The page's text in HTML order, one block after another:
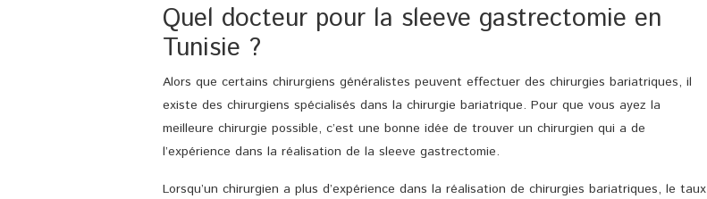
Quel docteur pour la sleeve gastrectomie en
Tunisie ?
Alors que certains chirurgiens généralistes peuvent effectuer des chirurgies bariatriques, il
existe des chirurgiens spécialisés dans la chirurgie bariatrique. Pour que vous ayez la
meilleure chirurgie possible, c’est une bonne idée de trouver un chirurgien qui a de
l’expérience dans la réalisation de la sleeve gastrectomie.
Lorsqu’un chirurgien a plus d’expérience dans la réalisation de chirurgies bariatriques, le taux